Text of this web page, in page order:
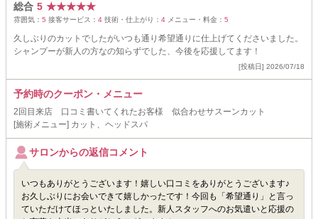
総合 5 ★★★★★
雰囲気： 5 接客サービス： 4 技術・仕上がり： 4 メニュー・料金： 5
久しぶりのカットでしたがいつも通り希望通りに仕上げてくださいました。
シャンプーが新人の方なの知らずでした、今後を応援してます！
[投稿日] 2026/07/18
予約時のクーポン・メニュー
2回目来店 口コミ書いてくれたお客様 似合わせサスーンカット
[施術メニュー] カット、ヘッドスパ
サロンからの返信コメント
いつもありがとうございます！嬉しい口コミをありがとうございます♪
お久しぶりにお会いできて嬉しかったです！今回も「希望通り」と言っ
ていただけてほっといたしました。新人スタッフへのお気遣いと応援の